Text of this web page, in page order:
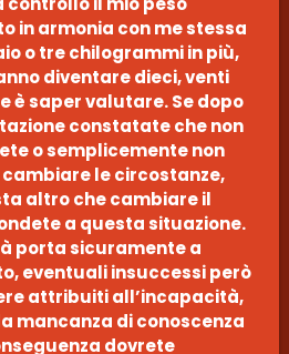
in armonia con me stessa
o tre chilogrammi in più,
diventare dieci, venti
è saper valutare. Se dopo
constatate che non
o semplicemente non
le circostanze,
altro che cambiare il
a questa situazione.
porta sicuramente a
eventuali insuccessi però
attribuiti all’incapacità,
mancanza di conoscenza
dovrete